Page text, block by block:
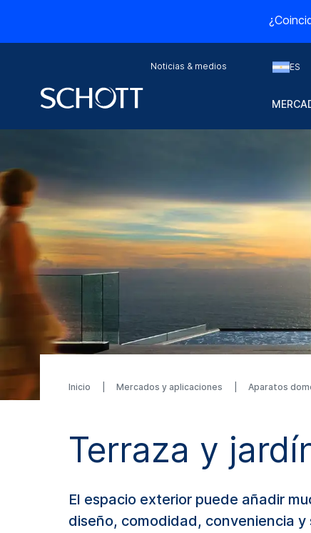
Noticias & medios ES
Inicio Mercados y aplicaciones Aparatos
Terraza y
El espacio exterior puede añadir
diseño, comodidad, conveniencia